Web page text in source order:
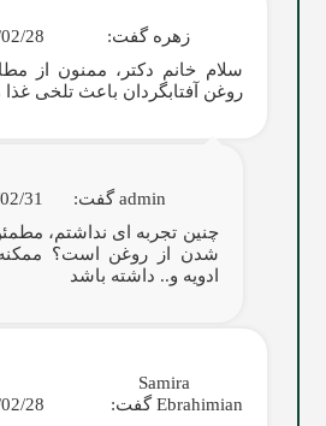
زهره گفت:
1400/02/
سلام خانم دکتر، ممنون از
روغن آفتابگردان باعث تلخی
admin گفت:
1400/02/
چنین تجربه ای نداشتم،
شدن از روغن است؟ ممکنه
ادویه و.. داشته باشد
Samira
Ebrahimian گفت:
1400/02/